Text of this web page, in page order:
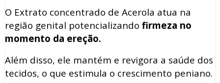
O Extrato concentrado de Acerola atua na
região genital potencializando firmeza no
momento da ereção.
Além disso, ele mantém e revigora a saúde dos
tecidos, o que estimula o crescimento peniano.